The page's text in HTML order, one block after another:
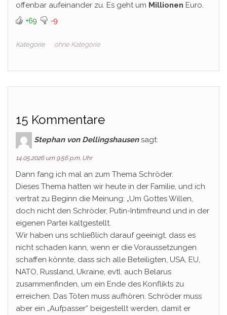
offenbar aufeinander zu. Es geht um Millionen Euro.
+69 -9
Kategorie ohne Kategorie
15 Kommentare
Stephan von Dellingshausen sagt:
14.05.2026 um 9:56 p.m. Uhr
Dann fang ich mal an zum Thema Schröder.
Dieses Thema hatten wir heute in der Familie, und ich
vertrat zu Beginn die Meinung: „Um Gottes Willen,
doch nicht den Schröder, Putin-Intimfreund und in der
eigenen Partei kaltgestellt.
Wir haben uns schließlich darauf geeinigt, dass es
nicht schaden kann, wenn er die Voraussetzungen
schaffen könnte, dass sich alle Beteiligten, USA, EU,
NATO, Russland, Ukraine, evtl. auch Belarus
zusammenfinden, um ein Ende des Konflikts zu
erreichen. Das Töten muss aufhören. Schröder muss
aber ein „Aufpasser“ beigestellt werden, damit er